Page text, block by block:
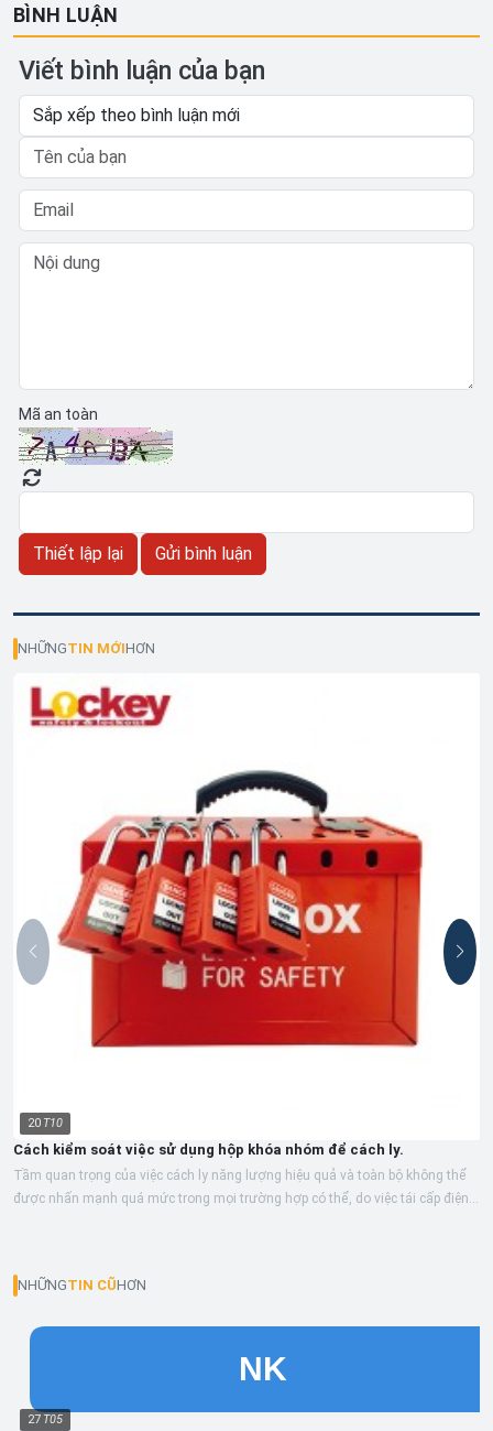
BÌNH LUẬN
Viết bình luận của bạn
Mã an toàn
NHỮNGTIN MỚIHƠN
20 T10
Cách kiểm soát việc sử dụng hộp khóa nhóm để cách ly.
Tầm quan trọng của việc cách ly năng lượng hiệu quả và toàn bộ không thể
được nhấn mạnh quá mức trong mọi trường hợp có thể, do việc tái cấp điện
NHỮNGTIN CŨHƠN
27 T05